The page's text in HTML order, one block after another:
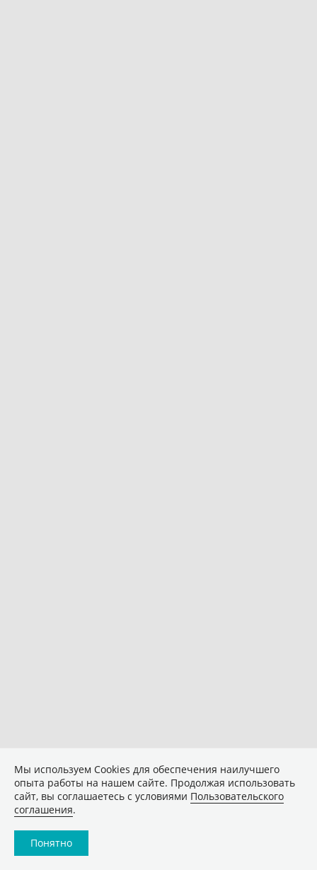
Мы используем Сookies для обеспечения наилучшего
опыта работы на нашем сайте. Продолжая использовать
сайт, вы соглашаетесь с условиями Пользовательского
соглашения.
Понятно